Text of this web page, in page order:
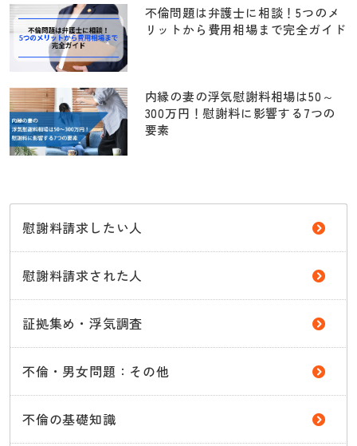
不倫問題は弁護士に相談！5つのメ
リットから費用相場まで完全ガイド
内縁の妻の浮気慰謝料相場は50～
300万円！慰謝料に影響する7つの
要素
慰謝料請求したい人
慰謝料請求された人
証拠集め・浮気調査
不倫・男女問題：その他
不倫の基礎知識